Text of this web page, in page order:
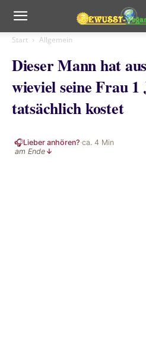
Start Allgemein
Dieser Mann hat
wieviel seine Frau 1
tatsächlich kostet
🎧Lieber anhören?·ca. 4 Min
am Ende ↓